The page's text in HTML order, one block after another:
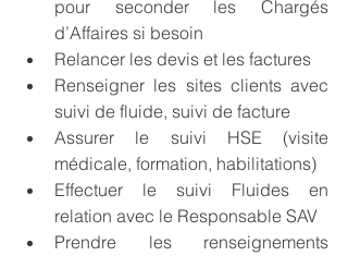
pour seconder les Chargés
d’Affaires si besoin
Relancer les devis et les factures
Renseigner les sites clients avec
suivi de fluide, suivi de facture
Assurer le suivi HSE (visite
médicale, formation, habilitations)
Effectuer le suivi Fluides en
relation avec le Responsable SAV
Prendre les renseignements